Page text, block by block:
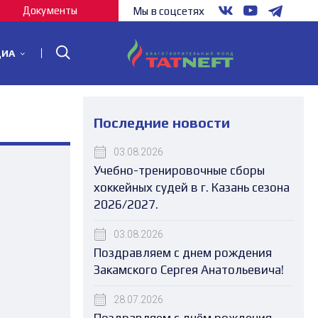
Документы Мы в соцсетях
Последние новости
03.08.2026
Учебно-тренировочные сборы
хоккейных судей в г. Казань сезона
2026/2027.
03.08.2026
Поздравляем с днем рождения
Закамского Сергея Анатольевича!
28.07.2026